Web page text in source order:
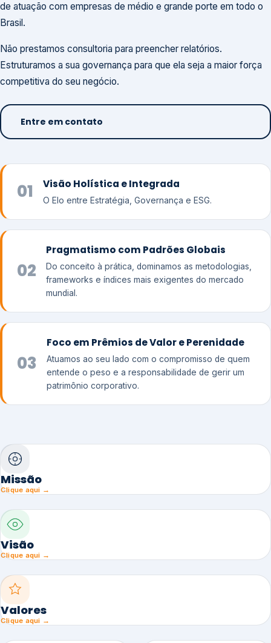
de atuação com empresas de médio e grande porte em todo o
Brasil.
Não prestamos consultoria para preencher relatórios.
Estruturamos a sua governança para que ela seja a maior força
competitiva do seu negócio.
Entre em contato
01 Visão Holística e Integrada
O Elo entre Estratégia, Governança e ESG.
02
Pragmatismo com Padrões Globais
Do conceito à prática, dominamos as metodologias,
frameworks e índices mais exigentes do mercado
mundial.
03
Foco em Prêmios de Valor e Perenidade
Atuamos ao seu lado com o compromisso de quem
entende o peso e a responsabilidade de gerir um
patrimônio corporativo.
Missão
Clique aqui →
Visão
Clique aqui →
Valores
Clique aqui →